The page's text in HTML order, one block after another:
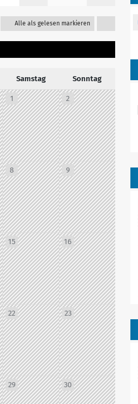
Alle als gelesen markieren
Samstag Sonntag
1 2
8 9
15 16
22 23
29 30